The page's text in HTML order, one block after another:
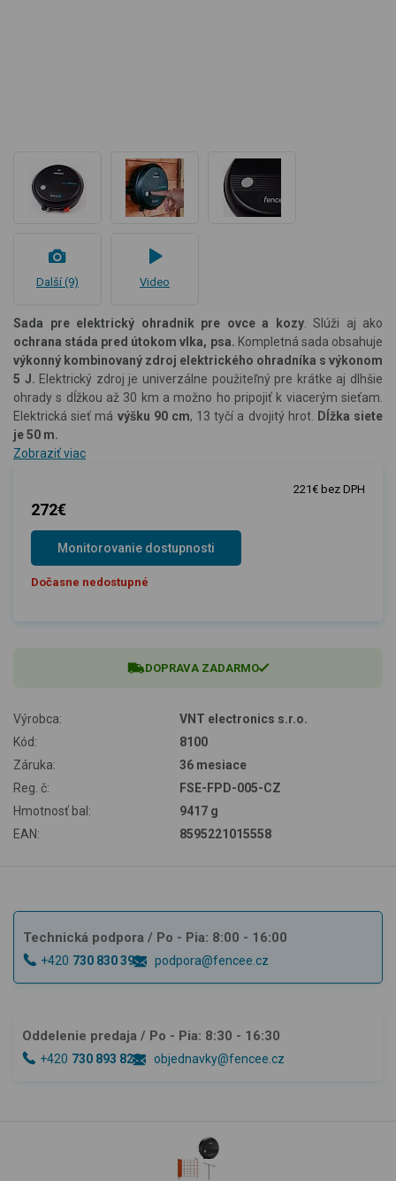
Další (9) Video
Sada pre elektrický ohradnik pre ovce a kozy. Slúži aj ako
ochrana stáda pred útokom vlka, psa. Kompletná sada obsahuje
výkonný kombinovaný zdroj elektrického ohradníka s výkonom
5 J. Elektrický zdroj je univerzálne použiteľný pre krátke aj dlhšie
ohrady s dĺžkou až 30 km a možno ho pripojiť k viacerým sieťam.
Elektrická sieť má výšku 90 cm, 13 tyčí a dvojitý hrot.
Dĺžka siete
je 50 m.
Zobraziť viac
272€
221€ bez DPH
Monitorovanie dostupnosti
Dočasne nedostupné
DOPRAVA ZADARMO
Výrobca:
VNT electronics s.r.o.
Kód:
8100
Záruka:
36 mesiace
Reg. č:
FSE-FPD-005-CZ
Hmotnosť bal:
9417 g
EAN:
8595221015558
Technická podpora / Po - Pia: 8:00 - 16:00
+420 730 830 393 podpora@fencee.cz
Oddelenie predaja / Po - Pia: 8:30 - 16:30
+420 730 893 828 objednavky@fencee.cz